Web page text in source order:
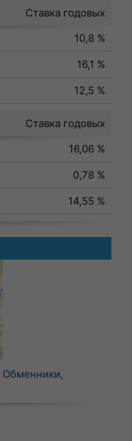
Ставка годовых
10,8 %
16,1 %
12,5 %
Ставка годовых
16,06 %
0,78 %
14,55 %
Обменники,